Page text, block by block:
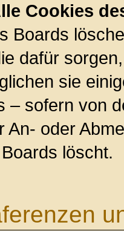
Cookies
Boards
dafür
sie
– sofern von
An- oder
löscht.